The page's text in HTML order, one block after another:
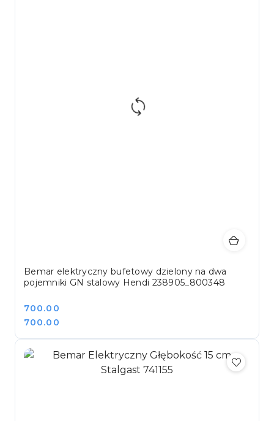
Bemar elektryczny bufetowy dzielony na dwa
pojemniki GN stalowy Hendi 238905_800348
Cena:
700.00
Cena:
700.00